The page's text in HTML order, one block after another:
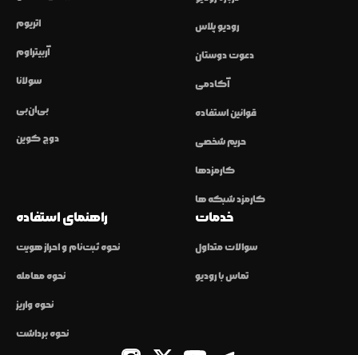
اتریوم
آربیتراوم
سولانا
بی‌ان‌بی
دوج کوین
رودیو پلاس
دعوت دوستان
آکادمی
قوانین استفاده
حریم شخصی
کارمزدها
کارمزد شبکه ها
راهنمای استفاده
نحوه ثبت‌نام و احراز هویت
نحوه معامله
نحوه واریز
نحوه برداشت
خدمات
سوالات متداول
تماس با رودیو